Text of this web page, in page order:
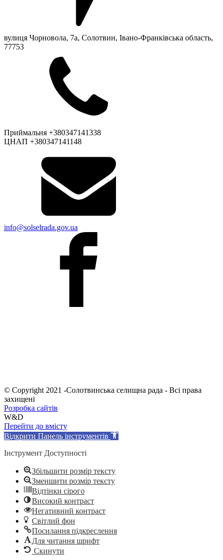
вулиця Чорновола, 7a, Солотвин, Івано-Франківська область,
77753
Приймальня +380347141338
ЦНАП +380347141148
info@solselrada.gov.ua
© Copyright 2021 -Солотвинська селищна рада - Всі права
захищені
Розробка сайтів
W&D
Перейти до вмісту
Відкрити Панель інструментів
Інструмент Доступності
Збільшити розмір тексту
Зменшити розмір тексту
Відтінки сірого
Високий контраст
Негативний контраст
Світлий фон
Посилання підкреслення
Для читання шрифт
Скинути